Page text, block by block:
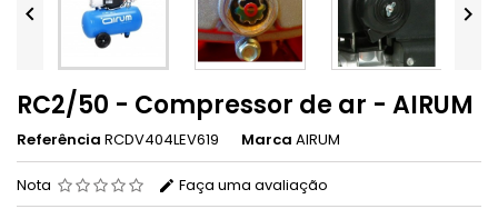
 
RC2/50 - Compressor de ar - AIRUM
Referência RCDV404LEV619 Marca AIRUM
Nota Faça uma avaliação